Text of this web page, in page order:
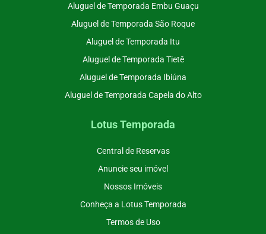
Aluguel de Temporada Embu Guaçu
Aluguel de Temporada São Roque
Aluguel de Temporada Itu
Aluguel de Temporada Tietê
Aluguel de Temporada Ibiúna
Aluguel de Temporada Capela do Alto
Lotus Temporada
Central de Reservas
Anuncie seu imóvel
Nossos Imóveis
Conheça a Lotus Temporada
Termos de Uso